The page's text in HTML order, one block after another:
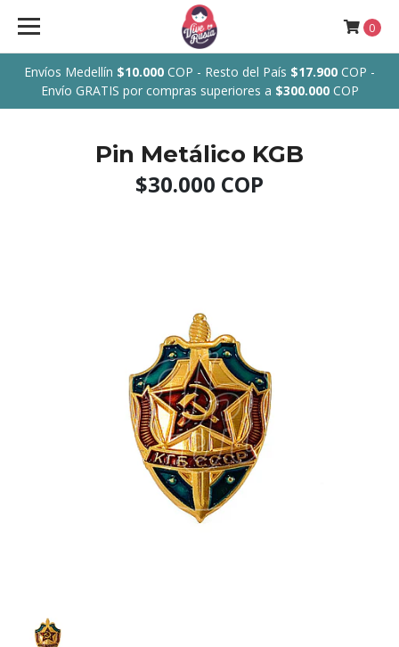
Envíos Medellín $10.000 COP - Resto del País $17.900 COP -
Envío GRATIS por compras superiores a $300.000COP
0
Pin Metálico KGB
$30.000 COP